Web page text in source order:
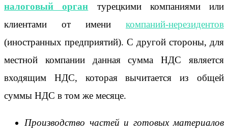
налоговый орган турецкими компаниями или
клиентами от имени компаний-нерезидентов
(иностранных предприятий). С другой стороны, для
местной компании данная сумма НДС является
входящим НДС, которая вычитается из общей
суммы НДС в том же месяце.
Производство частей и готовых материалов